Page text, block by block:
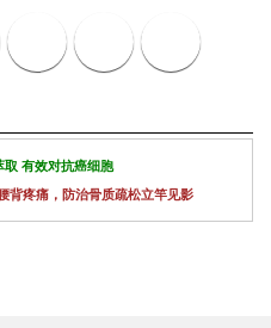
有效对抗癌细胞
背疼痛，防治骨质疏松立竿见影